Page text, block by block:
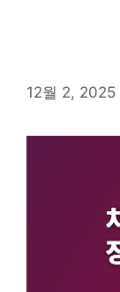
12월 2, 2025